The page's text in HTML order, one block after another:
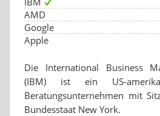
AMD
Google
Apple
Die International Business
(IBM) ist ein US-
Beratungsunternehmen mit
Bundesstaat New York.